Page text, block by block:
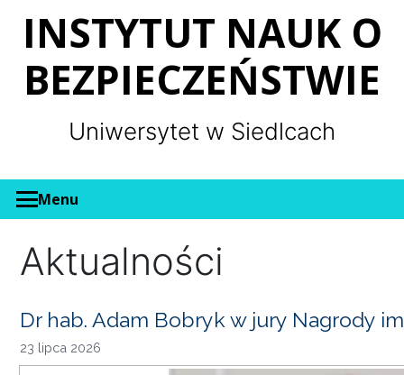
INSTYTUT NAUK O
BEZPIECZEŃSTWIE
Uniwersytet w Siedlcach
Menu
Aktualności
Dr hab. Adam Bobryk w jury Nagrody
23 lipca 2026